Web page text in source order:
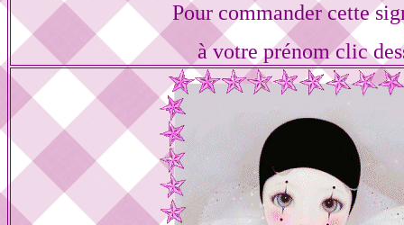
Pour commander cette
à votre prénom clic